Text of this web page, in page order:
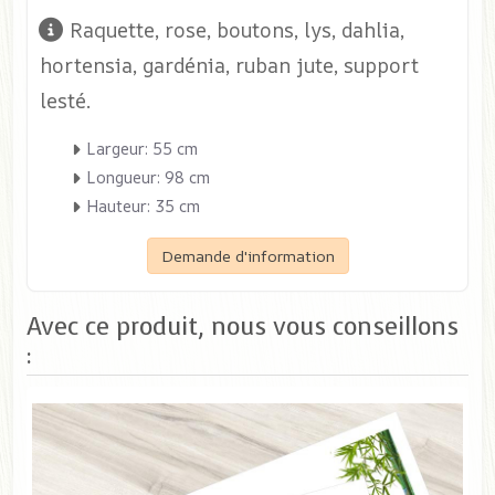
Raquette, rose, boutons, lys, dahlia,
hortensia, gardénia, ruban jute, support
lesté.
Largeur: 55 cm
Longueur: 98 cm
Hauteur: 35 cm
Demande d'information
Avec ce produit, nous vous conseillons
:
39,00 € TTC